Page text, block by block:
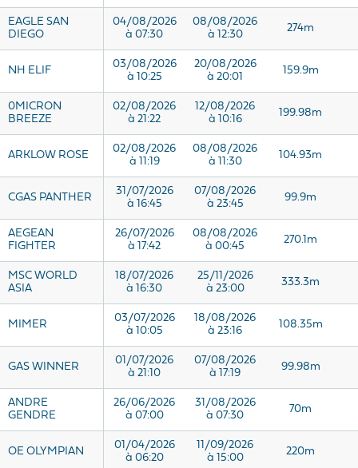
EAGLE SAN
DIEGO
04/08/2026
à 07:30
08/08/2026
à 12:30
274m
NH ELIF
03/08/2026
à 10:25
20/08/2026
à 20:01
159.9m
0MICRON
BREEZE
02/08/2026
à 21:22
12/08/2026
à 10:16
199.98m
ARKLOW ROSE
02/08/2026
à 11:19
08/08/2026
à 11:30
104.93m
CGAS PANTHER
31/07/2026
à 16:45
07/08/2026
à 23:45
99.9m
AEGEAN
FIGHTER
26/07/2026
à 17:42
08/08/2026
à 00:45
270.1m
MSC WORLD
ASIA
18/07/2026
à 16:30
25/11/2026
à 23:00
333.3m
MIMER
03/07/2026
à 10:05
18/08/2026
à 23:16
108.35m
GAS WINNER
01/07/2026
à 21:10
07/08/2026
à 17:19
99.98m
ANDRE
GENDRE
26/06/2026
à 07:00
31/08/2026
à 07:30
70m
OE OLYMPIAN
01/04/2026
à 06:20
11/09/2026
à 15:00
220m